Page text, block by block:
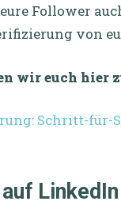
Follower
von
wir euch hier
Schritt-für-
LinkedIn